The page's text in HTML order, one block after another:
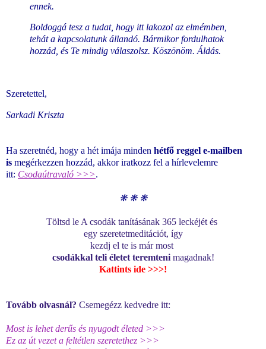
ennek.
Boldoggá tesz a tudat, hogy itt lakozol az elmémben,
tehát a kapcsolatunk állandó. Bármikor fordulhatok
hozzád, és Te mindig válaszolsz. Köszönöm. Áldás.
Szeretettel,
Sarkadi Kriszta
Ha szeretnéd, hogy a hét imája minden hétfő reggel e-mailben
is megérkezzen hozzád, akkor iratkozz fel a hírlevelemre
itt: Csodaútravaló >>>.
❋ ❋ ❋
Töltsd le A csodák tanításának 365 leckéjét és
egy szeretetmeditációt, így
kezdj el te is már most
csodákkal teli életet teremteni magadnak!
Kattints ide >>>!
Tovább olvasnál? Csemegézz kedvedre itt:
Most is lehet derűs és nyugodt életed >>>
Ez az út vezet a feltétlen szeretethez >>>